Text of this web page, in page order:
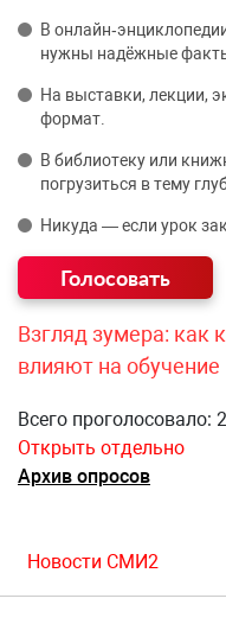
В
нужны надёжные
На выставки, лекции,
формат.
В библиотеку или
погрузиться в тему
Никуда — если урок
Взгляд зумера: как
влияют на обучение
Всего проголосовало:
Открыть отдельно
Архив опросов
Новости СМИ2